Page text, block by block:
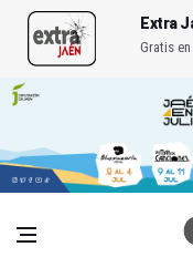
Extra
Gratis